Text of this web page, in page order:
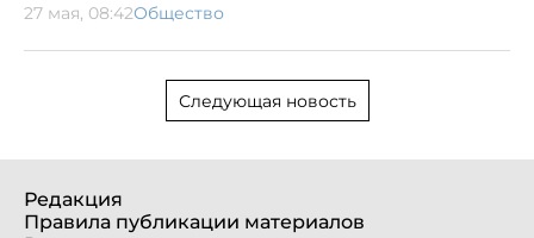
27 мая, 08:42Общество
Следующая новость
Редакция
Правила публикации материалов